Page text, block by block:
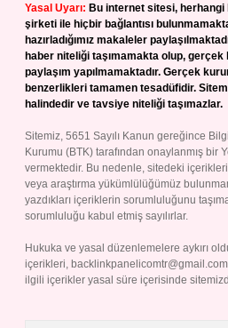
Yasal Uyarı: Bu internet sitesi,
şirketi ile hiçbir bağlantısı
hazırladığımız makaleler
haber niteliği taşımamakta olup,
paylaşım yapılmamaktadır. Gerçek
benzerlikleri tamamen tesadüfidir.
halindedir ve tavsiye niteliği taşımazlar.
Sitemiz, 5651 Sayılı Kanun gereğince
Kurumu (BTK) tarafından onaylanmış bir
vermektedir. Bu nedenle, sitedeki
veya araştırma yükümlülüğümüz
yazdıkları içeriklerin sorumluluğunu
sorumluluğu kabul etmiş sayılırlar.
Hukuka ve yasal düzenlemelere aykırı
içerikleri, backlinkpanelicomtr@gmail.com
ilgili içerikler yasal süre içerisinde